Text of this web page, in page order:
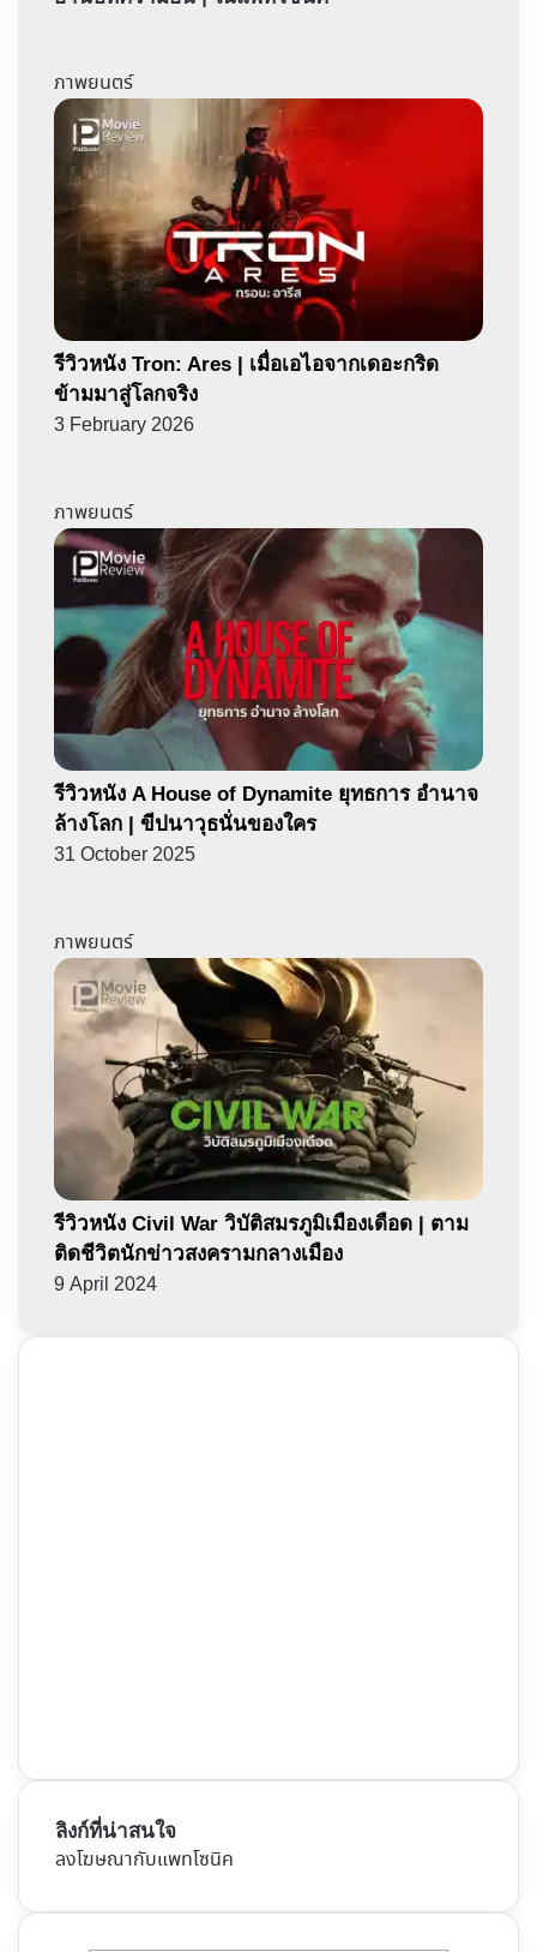
ภาพยนตร์
รีวิวหนัง Tron: Ares | เมื่อเอไอจากเดอะกริด
ข้ามมาสู่โลกจริง
3 February 2026
ภาพยนตร์
รีวิวหนัง A House of Dynamite ยุทธการ อำนาจ
ล้างโลก | ขีปนาวุธนั่นของใคร
31 October 2025
ภาพยนตร์
รีวิวหนัง Civil War วิบัติสมรภูมิเมืองเดือด | ตาม
ติดชีวิตนักข่าวสงครามกลางเมือง
9 April 2024
ลิงก์ที่น่าสนใจ
ลงโฆษณากับแพทโซนิค